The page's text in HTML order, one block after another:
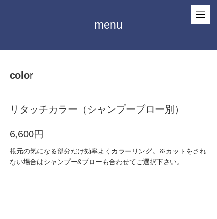
menu
color
リタッチカラー（シャンプーブロー別）
6,600円
根元の気になる部分だけ効率よくカラーリング。※カットをされ
ない場合はシャンプー&ブローも合わせてご選択下さい。